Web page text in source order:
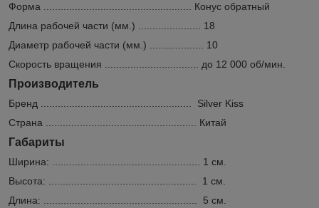
Форма .................................................... Конус обратный
Длина рабочей части (мм.) ...................... 18
Диаметр рабочей части (мм.) ................... 10
Скорость вращения ................................. до 12 000 об/мин.
Производитель
Бренд ..................................................... Silver Kiss
Страна ..................................................... Китай
Габариты
Ширина: .................................................... 1 см.
Высота: .................................................... 1 см.
Длина: ...................................................... 5 см.